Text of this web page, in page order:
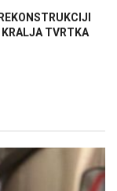
KRALJA TVRTKA